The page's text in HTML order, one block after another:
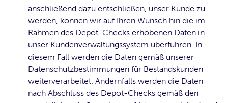
anschließend dazu entschließen, unser Kunde zu
werden, können wir auf Ihren Wunsch hin die im
Rahmen des Depot-Checks erhobenen Daten in
unser Kundenverwaltungssystem überführen. In
diesem Fall werden die Daten gemäß unserer
Datenschutzbestimmungen für Bestandskunden
weiterverarbeitet. Andernfalls werden die Daten
nach Abschluss des Depot-Checks gemäß den